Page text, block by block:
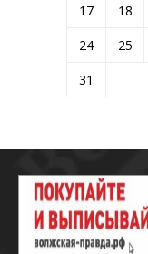
17
18
24
25
31